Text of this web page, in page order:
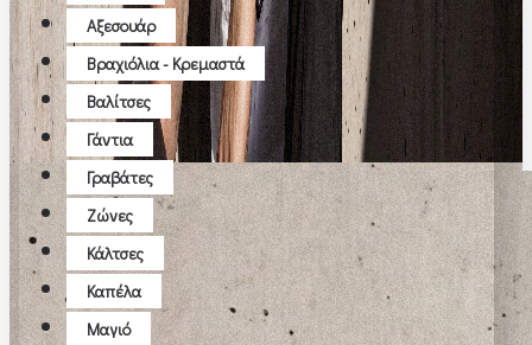
Αξεσουάρ
Βραχιόλια - Κρεμαστά
Βαλίτσες
Γάντια
Γραβάτες
Ζώνες
Κάλτσες
Καπέλα
Μαγιό